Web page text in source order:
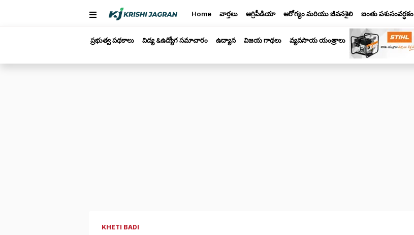
Home వార్తలు అగ్రిపీడియా ఆరోగ్యం మరియు జీవనశైలి జంతు పశుసంవర్ధకం
ప్రభుత్వ పథకాలు విద్య &ఉద్యోగ సమాచారం ఉద్యాన విజయ గాథలు వ్యవసాయ యంత్రాలు
KHETI BADI